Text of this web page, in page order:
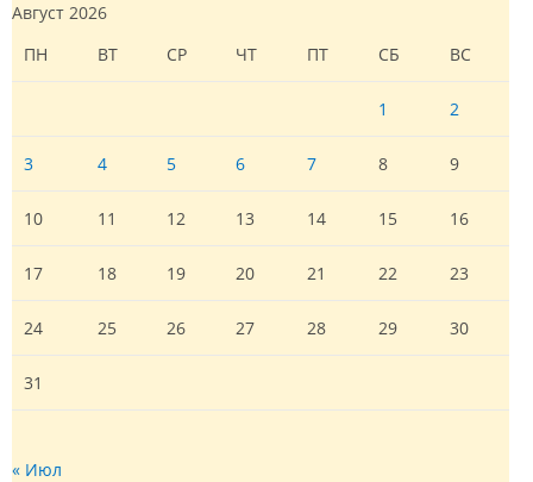
Август 2026
ПН
ВТ СР ЧТ ПТ СБ ВС
1 2
3 4 5 6 7 8 9
10 11 12 13 14 15 16
17 18 19 20 21 22 23
24 25 26 27 28 29 30
31
« Июл